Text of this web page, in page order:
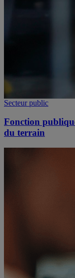
Secteur public
Fonction
du terrain